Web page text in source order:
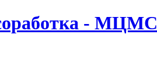
- МЦМС